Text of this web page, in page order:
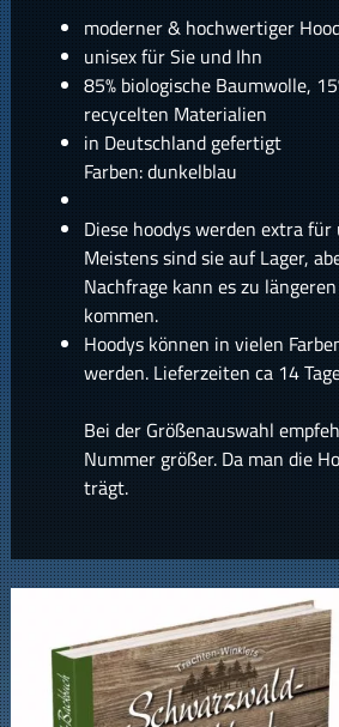
moderner & hochwertiger
unisex für Sie und Ihn
85% biologische Baumwolle,
recycelten Materialien
in Deutschland gefertigt
Farben: dunkelblau
Diese hoodys werden extra
Meistens sind sie auf Lager,
Nachfrage kann es zu
kommen.
Hoodys können in vielen
werden. Lieferzeiten ca 14
Bei der Größenauswahl
Nummer größer. Da man die
trägt.